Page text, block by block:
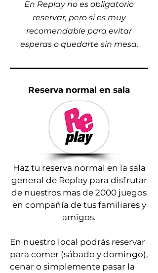
En Replay no es obligatorio
reservar, pero si es muy
recomendable para evitar
esperas o quedarte sin mesa.
Reserva normal en sala
Haz tu reserva normal en la sala
general de Replay para disfrutar
de nuestros mas de 2000 juegos
en compañía de tus familiares y
amigos.
En nuestro local podrás reservar
para comer (sábado y domingo),
cenar o simplemente pasar la